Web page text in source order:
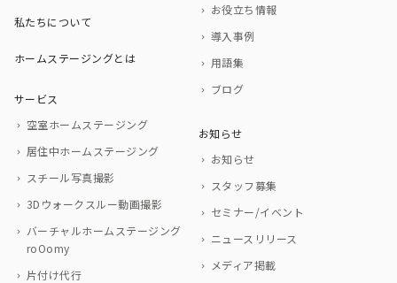
私たちについて
ホームステージングとは
サービス
空室ホームステージング
居住中ホームステージング
スチール写真撮影
3Dウォークスルー動画撮影
バーチャルホームステージング
roOomy
片付け代行
お役立ち情報
導入事例
用語集
ブログ
お知らせ
お知らせ
スタッフ募集
セミナー/イベント
ニュースリリース
メディア掲載